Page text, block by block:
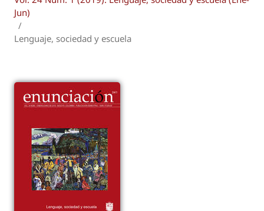
Jun)
/
Lenguaje, sociedad y escuela